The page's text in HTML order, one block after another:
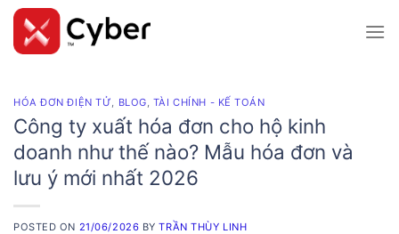
Skip
content
HÓA ĐƠN ĐIỆN TỬ, BLOG, TÀI CHÍNH - KẾ TOÁN
Công ty xuất hóa đơn cho hộ kinh
doanh như thế nào? Mẫu hóa đơn và
lưu ý mới nhất 2026
POSTED ON 21/06/2026 BYTRẦN THÙY LINH